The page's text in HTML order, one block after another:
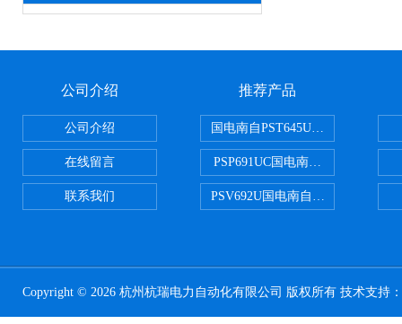
公司介绍
公司介绍
在线留言
联系我们
推荐产品
国电南自PST645UX微机综保
PSP691UC国电南自PSP691UC
PSV692U国电南自PSV692U PT并
Copyright © 2026 杭州杭瑞电力自动化有限公司 版权所有 技术支持：